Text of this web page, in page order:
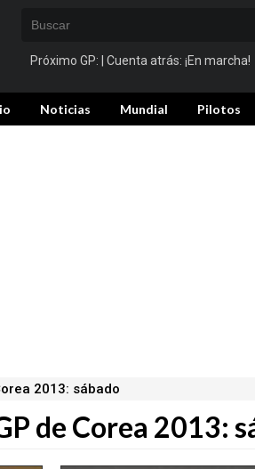
Próximo GP: | Cuenta atrás: ¡En marcha!
Noticias Mundial Pilotos
2013: sábado
de Corea 2013: